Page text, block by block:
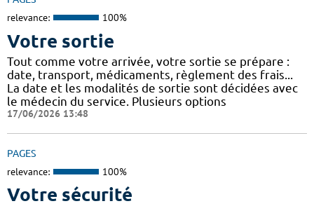
relevance: 100%
Votre sortie
Tout comme votre arrivée, votre sortie se prépare :
date, transport, médicaments, règlement des frais...
La date et les modalités de sortie sont décidées avec
le médecin du service. Plusieurs options
17/06/2026 13:48
PAGES
relevance: 100%
Votre sécurité